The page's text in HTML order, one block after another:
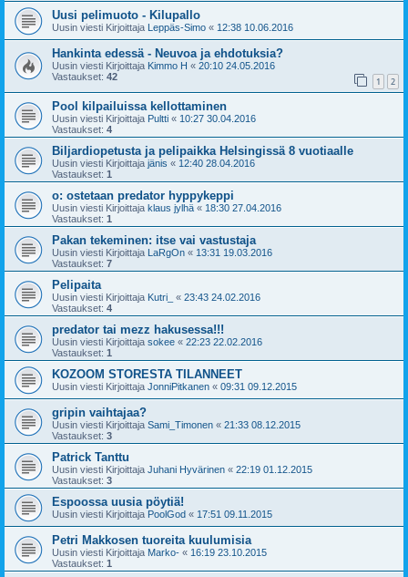
Uusi pelimuoto - Kilupallo
Uusin viesti Kirjoittaja Leppäs-Simo « 12:38 10.06.2016
Hankinta edessä - Neuvoa ja ehdotuksia?
Uusin viesti Kirjoittaja Kimmo H « 20:10 24.05.2016
Vastaukset: 42 1 2
Pool kilpailuissa kellottaminen
Uusin viesti Kirjoittaja Pultti « 10:27 30.04.2016
Vastaukset: 4
Biljardiopetusta ja pelipaikka Helsingissä 8 vuotiaalle
Uusin viesti Kirjoittaja jänis « 12:40 28.04.2016
Vastaukset: 1
o: ostetaan predator hyppykeppi
Uusin viesti Kirjoittaja klaus jylhä « 18:30 27.04.2016
Vastaukset: 1
Pakan tekeminen: itse vai vastustaja
Uusin viesti Kirjoittaja LaRgOn « 13:31 19.03.2016
Vastaukset: 7
Pelipaita
Uusin viesti Kirjoittaja Kutri_ « 23:43 24.02.2016
Vastaukset: 4
predator tai mezz hakusessa!!!
Uusin viesti Kirjoittaja sokee « 22:23 22.02.2016
Vastaukset: 1
KOZOOM STORESTA TILANNEET
Uusin viesti Kirjoittaja JonniPitkanen « 09:31 09.12.2015
gripin vaihtajaa?
Uusin viesti Kirjoittaja Sami_Timonen « 21:33 08.12.2015
Vastaukset: 3
Patrick Tanttu
Uusin viesti Kirjoittaja Juhani Hyvärinen « 22:19 01.12.2015
Vastaukset: 3
Espoossa uusia pöytiä!
Uusin viesti Kirjoittaja PoolGod « 17:51 09.11.2015
Petri Makkosen tuoreita kuulumisia
Uusin viesti Kirjoittaja Marko- « 16:19 23.10.2015
Vastaukset: 1